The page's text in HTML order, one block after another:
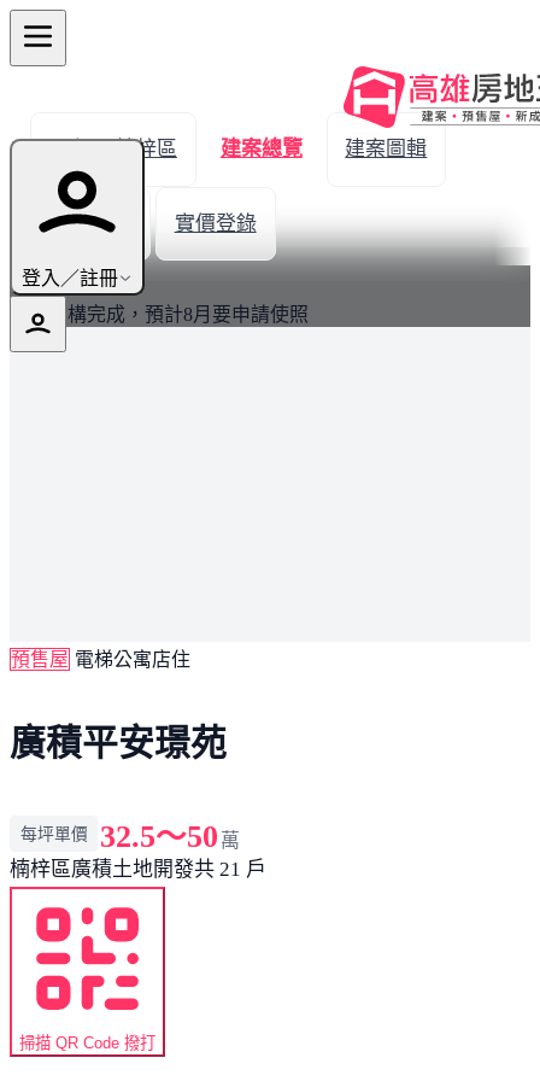
登入／註冊
← 返回楠梓區 建案總覽 建案圖輯
生活機能 實價登錄
最新
建案結構完成，預計8月要申請使照
預售屋 電梯公寓店住
廣積平安璟苑
每坪單價 32.5～50 萬
楠梓區廣積土地開發共 21 戶
掃描 QR Code 撥打